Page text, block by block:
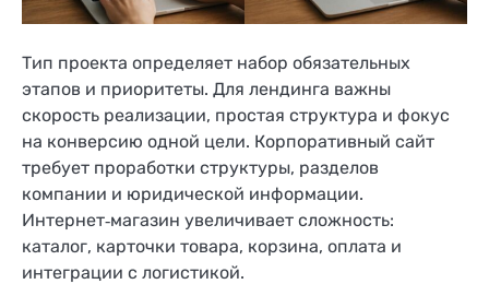
Тип проекта определяет набор обязательных
этапов и приоритеты. Для лендинга важны
скорость реализации, простая структура и фокус
на конверсию одной цели. Корпоративный сайт
требует проработки структуры, разделов
компании и юридической информации.
Интернет‑магазин увеличивает сложность:
каталог, карточки товара, корзина, оплата и
интеграции с логистикой.